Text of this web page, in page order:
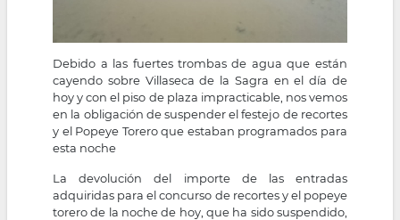
Debido a las fuertes trombas de agua que están
cayendo sobre Villaseca de la Sagra en el día de
hoy y con el piso de plaza impracticable, nos vemos
en la obligación de suspender el festejo de recortes
y el Popeye Torero que estaban programados para
esta noche
La devolución del importe de las entradas
adquiridas para el concurso de recortes y el popeye
torero de la noche de hoy, que ha sido suspendido,